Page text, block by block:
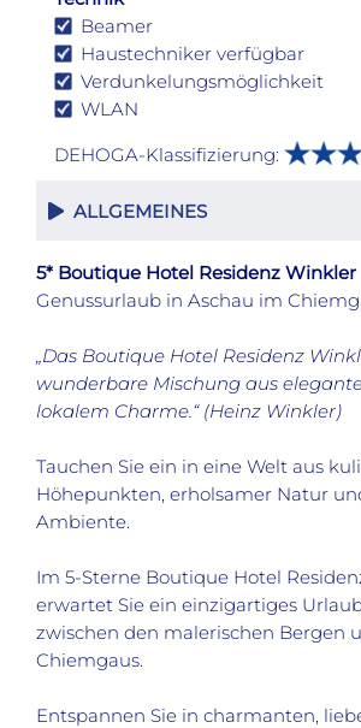
Beamer
Haustechniker verfügbar
Verdunkelungsmöglichkeit
WLAN
DEHOGA-Klassifizierung:
ALLGEMEINES
5* Boutique Hotel Residenz Winkler
Genussurlaub in Aschau im
„Das Boutique Hotel Residenz
wunderbare Mischung aus
lokalem Charme.“ (Heinz Winkler)
Tauchen Sie ein in eine Welt aus
Höhepunkten, erholsamer Natur
Ambiente.
Im 5-Sterne Boutique Hotel
erwartet Sie ein einzigartiges
zwischen den malerischen Bergen
Chiemgaus.
Entspannen Sie in charmanten,